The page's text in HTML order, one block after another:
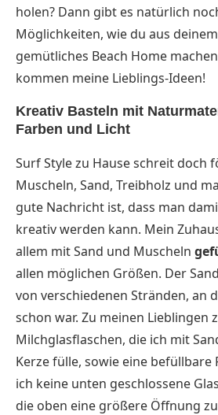
holen? Dann gibt es natürlich
Möglichkeiten, wie du aus
gemütliches Beach Home
kommen meine Lieblings-Ideen!
Kreativ Basteln mit
Farben und Licht
Surf Style zu Hause schreit doch
Muscheln, Sand, Treibholz und
gute Nachricht ist, dass man
kreativ werden kann. Mein
allem mit Sand und Muscheln
allen möglichen Größen. Der
von verschiedenen Stränden, an
schon war. Zu meinen Lieblingen
Milchglasflaschen, die ich mit
Kerze fülle, sowie eine befüllbare
ich keine unten geschlossene
die oben eine größere Öffnung